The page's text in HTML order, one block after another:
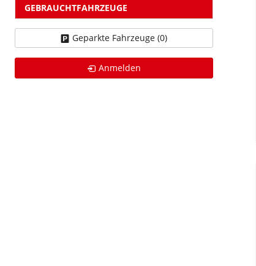
GEBRAUCHTFAHRZEUGE
Geparkte Fahrzeuge (0)
Anmelden